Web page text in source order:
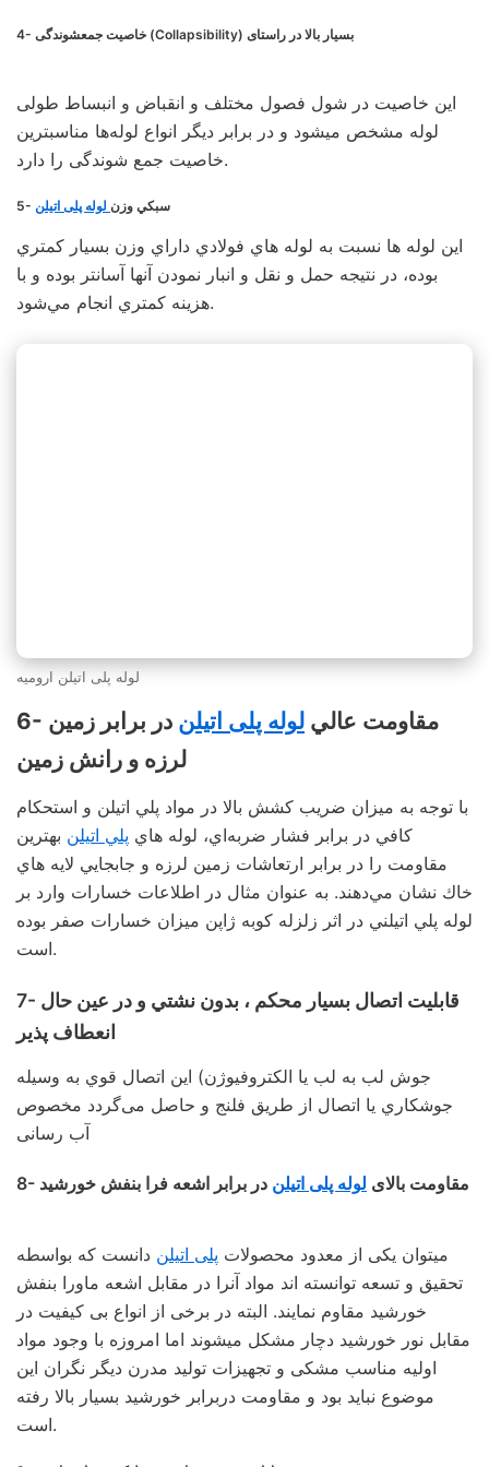
4- خاصيت جمعشوندگی (Collapsibility) بسيار بالا در راستای
این خاصیت در شول فصول مختلف و انقباض و انبساط طولی
لوله مشخص میشود و در برابر دیگر انواع لوله‌ها مناسبترین
خاصیت جمع شوندگی را دارد.
5- سبكي وزن لوله پلی اتیلن
اين لوله ها نسبت به لوله هاي فولادي داراي وزن بسيار كمتري
بوده، در نتيجه حمل و نقل و انبار نمودن آنها آسانتر بوده و با
هزينه كمتري انجام مي‌شود.
لوله پلی اتیلن ارومیه
6- مقاومت عالي لوله پلی اتیلن در برابر زمين
لرزه و رانش زمين
با توجه به ميزان ضريب كشش بالا در مواد پلي اتيلن و استحكام
كافي در برابر فشار ضربه‌اي، لوله هاي پلي اتيلن بهترين
مقاومت را در برابر ارتعاشات زمين لرزه و جابجايي لايه هاي
خاك نشان مي‌دهند. به عنوان مثال در اطلاعات خسارات وارد بر
لوله پلي اتيلني در اثر زلزله کوبه ژاپن میزان خسارات صفر بوده
است.
7- قابليت اتصال بسيار محكم ، بدون نشتي و در عين حال
انعطاف پذير
جوش لب به لب يا الكتروفيوژن) اين اتصال قوي به وسيله
جوشكاري يا اتصال از طريق فلنج و حاصل می‌گردد مخصوص
آب رسانی
8- مقاومت بالای لوله پلی اتیلن در برابر اشعه فرا بنفش خورشيد
میتوان یکی از معدود محصولات پلی اتیلن دانست که بواسطه
تحقیق و تسعه توانسته‌ اند مواد آنرا در مقابل اشعه ماورا بنفش
خورشید مقاوم نمایند. البته در برخی از انواع بی کیفیت در
مقابل نور خورشید دچار مشکل میشوند اما امروزه با وجود مواد
اولیه مناسب مشکی و تجهیزات تولید مدرن دیگر نگران این
موضوع نباید بود و مقاومت دربرابر خورشید بسیار بالا رفته
است.